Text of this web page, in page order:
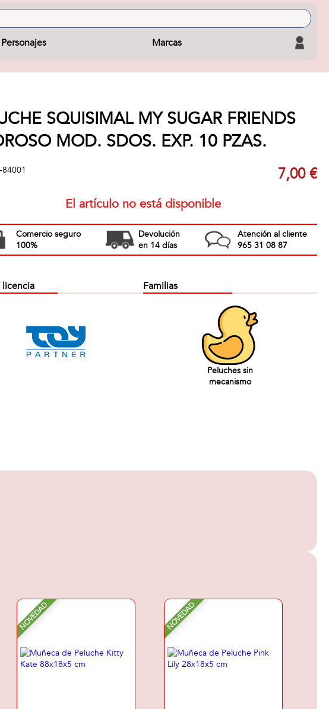
Personajes Marcas
SQUISIMAL MY SUGAR FRIENDS
MOD. SDOS. EXP. 10 PZAS.
7,00 €
El artículo no está disponible
Comercio seguro
100%
Devolución
en 14 días
Atención al cliente
965 31 08 87
licencia Familias
Peluches sin
mecanismo
NOVEDAD NOVEDAD